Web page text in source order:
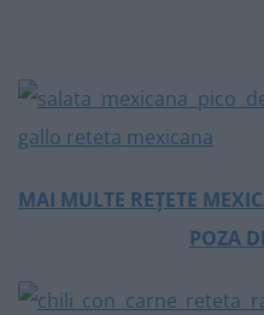
MAI MULTE REȚETE
POZA